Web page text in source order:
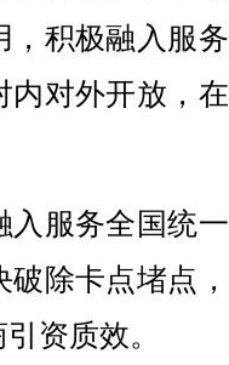
，积极融入服
内对外开放，
服务全国统
破除卡点堵点
资质效。